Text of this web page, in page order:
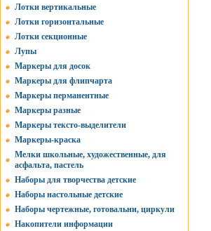
Лотки вертикальные
Лотки горизонтальные
Лотки секционные
Лупы
Маркеры для досок
Маркеры для флипчарта
Маркеры перманентные
Маркеры разные
Маркеры тексто-выделители
Маркеры-краска
Мелки школьные, художественные, для
асфальта, пастель
Наборы для творчества детские
Наборы настольные детские
Наборы чертежные, готовальни, циркули
Накопители информации